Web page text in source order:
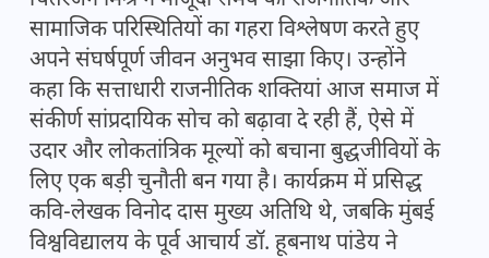
सामाजिक परिस्थितियों का गहरा विश्लेषण करते हुए
अपने संघर्षपूर्ण जीवन अनुभव साझा किए। उन्होंने
कहा कि सत्ताधारी राजनीतिक शक्तियां आज समाज में
संकीर्ण सांप्रदायिक सोच को बढ़ावा दे रही हैं, ऐसे में
उदार और लोकतांत्रिक मूल्यों को बचाना बुद्धजीवियों के
लिए एक बड़ी चुनौती बन गया है। कार्यक्रम में प्रसिद्ध
कवि-लेखक विनोद दास मुख्य अतिथि थे, जबकि मुंबई
विश्वविद्यालय के पूर्व आचार्य डॉ. हूबनाथ पांडेय ने